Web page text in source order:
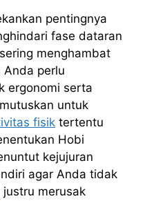
pentingnya
fase dataran
menghambat
Anda perlu
ergonomi serta
untuk
fisik tertentu
Hobi
kejujuran
agar Anda tidak
merusak